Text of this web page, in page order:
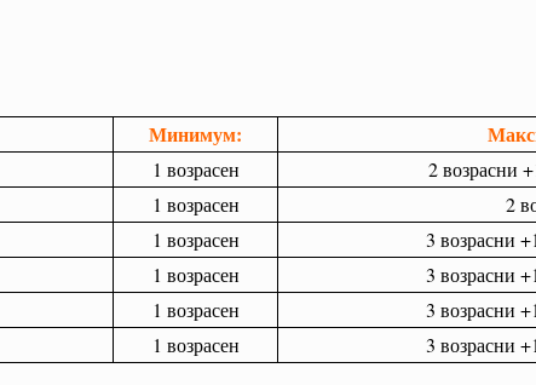
Минимум:
1 возрасен
2 возрасни
1 возрасен
2
1 возрасен
3 возрасни
1 возрасен
3 возрасни
1 возрасен
3 возрасни
1 возрасен 3 возрасни